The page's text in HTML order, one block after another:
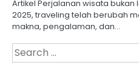
Artikel Perjalanan wisata bukan
2025, traveling telah berubah
makna, pengalaman, dan…
Search
for: